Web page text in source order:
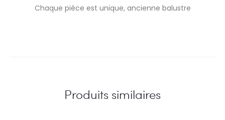
Chaque pièce est unique, ancienne balustre
Produits similaires